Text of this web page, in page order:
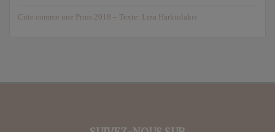
Cute comme une Prius 2018 – Texte: Liza Harkiolakis